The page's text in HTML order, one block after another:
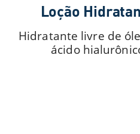
Loção
Hidratante livre de
ácido